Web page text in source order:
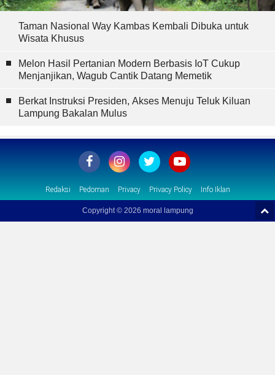
Taman Nasional Way Kambas Kembali Dibuka untuk
Wisata Khusus
Melon Hasil Pertanian Modern Berbasis IoT Cukup
Menjanjikan, Wagub Cantik Datang Memetik
Berkat Instruksi Presiden, Akses Menuju Teluk Kiluan
Lampung Bakalan Mulus
Redaksi Pedoman Privacy Privacy Policy Info Iklan
Copyright © 2026 moral lampung